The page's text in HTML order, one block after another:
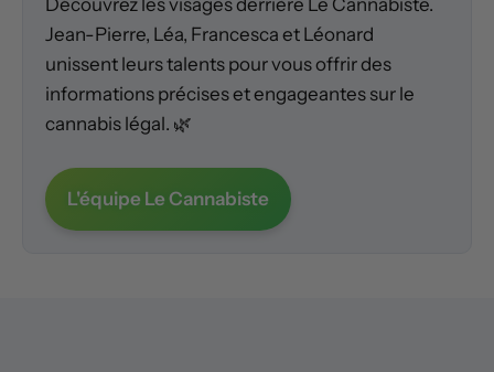
Découvrez les visages derrière Le Cannabiste.
Jean-Pierre, Léa, Francesca et Léonard
unissent leurs talents pour vous offrir des
informations précises et engageantes sur le
cannabis légal. 🌿
L'équipe Le Cannabiste